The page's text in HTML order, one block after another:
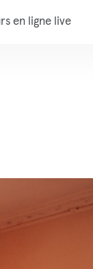
en ligne live